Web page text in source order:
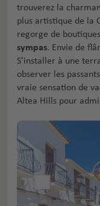
trouverez la
plus artistique de la
regorge de
sympas. Envie de
S’installer à une
observer les
vraie sensation de
Altea Hills pour